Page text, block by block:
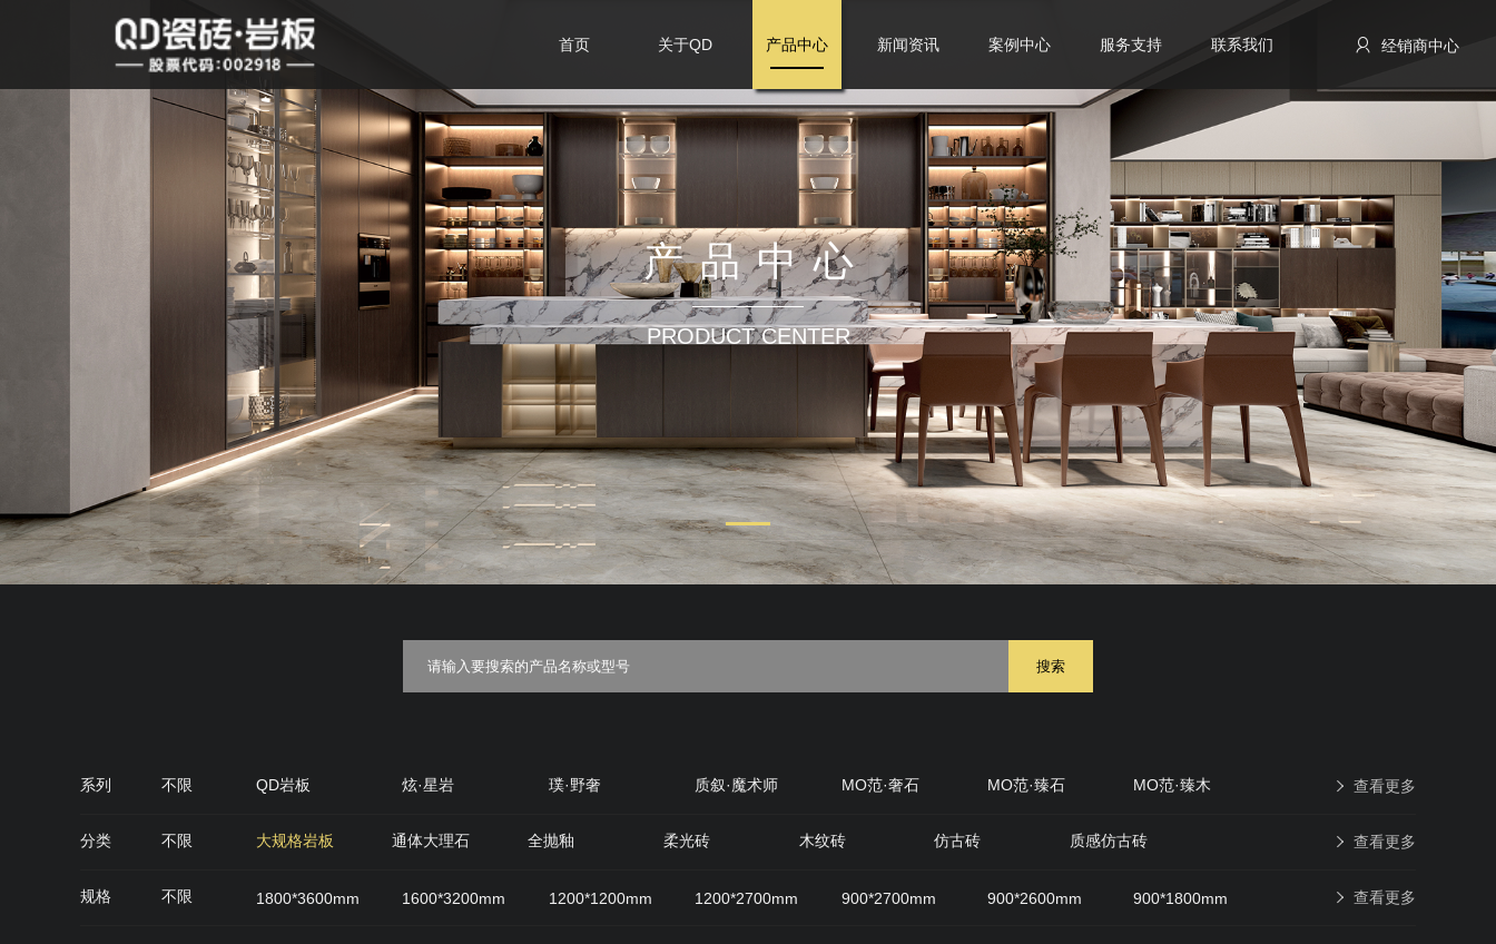
首页 关于QD 产品中心 新闻资讯 案例中心 服务支持 联系我们 经销商中心
产品中心
PRODUCT CENTER
搜索
系列 不限 QD岩板 炫·星岩 璞·野奢 质叙·魔术师 MO范·奢石 MO范·臻石 MO范·臻木 查看更多
分类 不限 大规格岩板 通体大理石 全抛釉 柔光砖 木纹砖 仿古砖 质感仿古砖 查看更多
规格 不限 1800*3600mm 1600*3200mm 1200*1200mm 1200*2700mm 900*2700mm 900*2600mm
900*1800mm
查看更多